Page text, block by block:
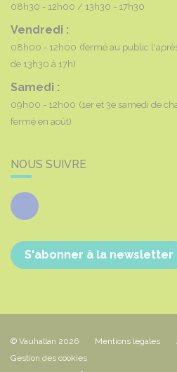
08h30 - 12h00 13h30 - 17h30
Vendredi :
08h00 - 12h00 (fermé au public
de 13h30 à 17h)
Samedi :
09h00 - 12h00 (1er et 3e samedi de
fermé en août)
NOUS SUIVRE
Facebook
S'abonner à la newsletter
© Vauhallan 2026 Mentions légales
Gestion des cookies